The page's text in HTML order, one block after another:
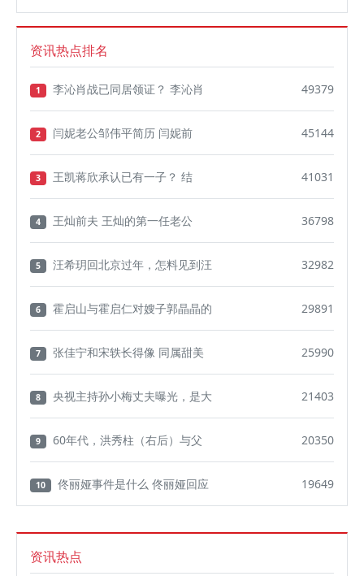
资讯热点排名
1 李沁肖战已同居领证？ 李沁肖 49379
2 闫妮老公邹伟平简历 闫妮前 45144
3 王凯蒋欣承认已有一子？ 结 41031
4 王灿前夫 王灿的第一任老公 36798
5 汪希玥回北京过年，怎料见到汪 32982
6 霍启山与霍启仁对嫂子郭晶晶的 29891
7 张佳宁和宋轶长得像 同属甜美 25990
8 央视主持孙小梅丈夫曝光，是大 21403
9 60年代，洪秀柱（右后）与父 20350
10 佟丽娅事件是什么 佟丽娅回应 19649
资讯热点